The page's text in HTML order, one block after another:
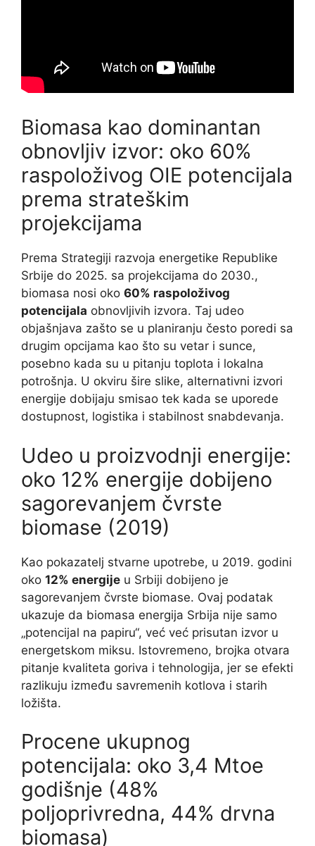
Biomasa kao dominantan
obnovljiv izvor: oko 60%
raspoloživog OIE potencijala
prema strateškim
projekcijama
Prema Strategiji razvoja energetike Republike
Srbije do 2025. sa projekcijama do 2030.,
biomasa nosi oko 60% raspoloživog
potencijala obnovljivih izvora. Taj udeo
objašnjava zašto se u planiranju često poredi sa
drugim opcijama kao što su vetar i sunce,
posebno kada su u pitanju toplota i lokalna
potrošnja. U okviru šire slike, alternativni izvori
energije dobijaju smisao tek kada se uporede
dostupnost, logistika i stabilnost snabdevanja.
Udeo u proizvodnji energije:
oko 12% energije dobijeno
sagorevanjem čvrste
biomase (2019)
Kao pokazatelj stvarne upotrebe, u 2019. godini
oko 12% energije u Srbiji dobijeno je
sagorevanjem čvrste biomase. Ovaj podatak
ukazuje da biomasa energija Srbija nije samo
„potencijal na papiru“, već već prisutan izvor u
energetskom miksu. Istovremeno, brojka otvara
pitanje kvaliteta goriva i tehnologija, jer se efekti
razlikuju između savremenih kotlova i starih
ložišta.
Procene ukupnog
potencijala: oko 3,4 Mtoe
godišnje (48%
poljoprivredna, 44% drvna
biomasa)